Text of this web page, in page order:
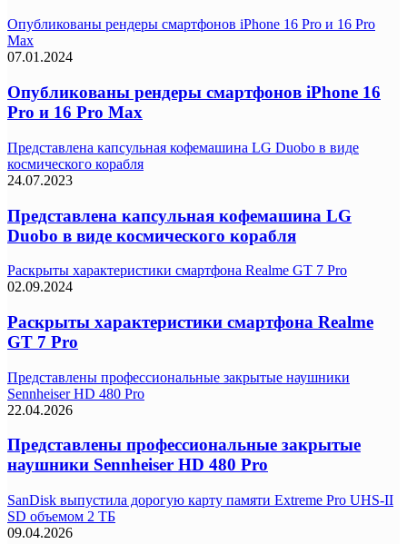
Опубликованы рендеры смартфонов iPhone 16 Pro и 16 Pro
Max
07.01.2024
Опубликованы рендеры смартфонов iPhone 16
Pro и 16 Pro Max
Представлена капсульная кофемашина LG Duobo в виде
космического корабля
24.07.2023
Представлена капсульная кофемашина LG
Duobo в виде космического корабля
Раскрыты характеристики смартфона Realme GT 7 Pro
02.09.2024
Раскрыты характеристики смартфона Realme
GT 7 Pro
Представлены профессиональные закрытые наушники
Sennheiser HD 480 Pro
22.04.2026
Представлены профессиональные закрытые
наушники Sennheiser HD 480 Pro
SanDisk выпустила дорогую карту памяти Extreme Pro UHS-II
SD объемом 2 ТБ
09.04.2026